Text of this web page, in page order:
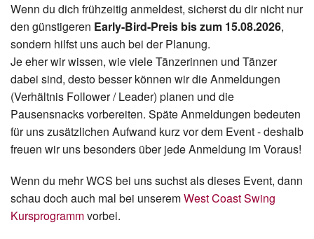
Wenn du dich frühzeitig anmeldest, sicherst du dir nicht nur
den günstigeren Early-Bird-Preis bis zum 15.08.2026,
sondern hilfst uns auch bei der Planung.
Je eher wir wissen, wie viele Tänzerinnen und Tänzer
dabei sind, desto besser können wir die Anmeldungen
(Verhältnis Follower / Leader) planen und die
Pausensnacks vorbereiten. Späte Anmeldungen bedeuten
für uns zusätzlichen Aufwand kurz vor dem Event - deshalb
freuen wir uns besonders über jede Anmeldung im Voraus!
Wenn du mehr WCS bei uns suchst als dieses Event, dann
schau doch auch mal bei unseremWest Coast Swing
Kursprogrammvorbei.